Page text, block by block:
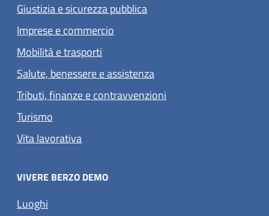
Giustizia e sicurezza pubblica
Imprese e commercio
Mobilità e trasporti
Salute, benessere e assistenza
Tributi, finanze e contravvenzioni
Turismo
Vita lavorativa
VIVERE BERZO DEMO
Luoghi